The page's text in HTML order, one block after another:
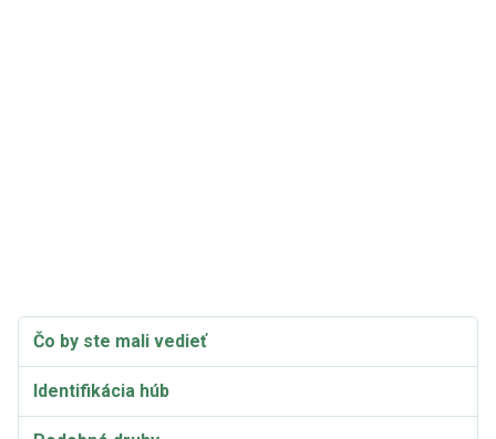
Čo by ste mali vedieť
Identifikácia húb